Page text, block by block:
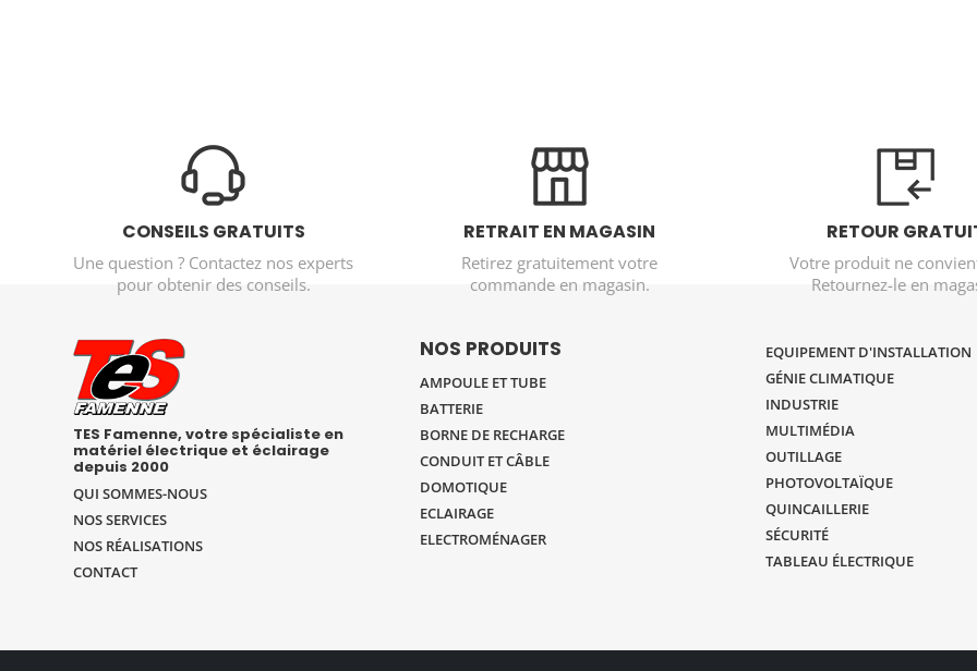
CONSEILS GRATUITS
Une question ? Contactez nos experts
pour obtenir des conseils.
RETRAIT EN MAGASIN
Retirez gratuitement votre
commande en magasin.
RETOUR
Votre produit ne
Retournez-le en
TES Famenne, votre spécialiste en
matériel électrique et éclairage
depuis 2000
QUI SOMMES-NOUS
NOS SERVICES
NOS RÉALISATIONS
CONTACT
NOS PRODUITS
AMPOULE ET TUBE
BATTERIE
BORNE DE RECHARGE
CONDUIT ET CÂBLE
DOMOTIQUE
ECLAIRAGE
ELECTROMÉNAGER
EQUIPEMENT D'INSTALLATION
GÉNIE CLIMATIQUE
INDUSTRIE
MULTIMÉDIA
OUTILLAGE
PHOTOVOLTAÏQUE
QUINCAILLERIE
SÉCURITÉ
TABLEAU ÉLECTRIQUE